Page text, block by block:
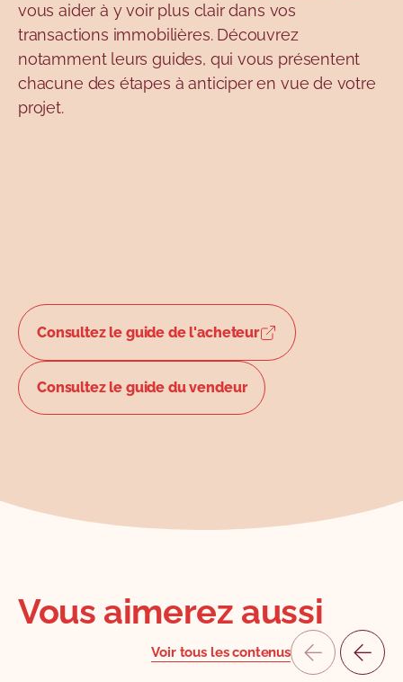
vous aider à y voir plus clair dans vos
transactions immobilières. Découvrez
notamment leurs guides, qui vous présentent
chacune des étapes à anticiper en vue de votre
projet.
Consultez le guide de l'acheteur
Consultez le guide du vendeur
Vous aimerez aussi
Voir tous les contenus